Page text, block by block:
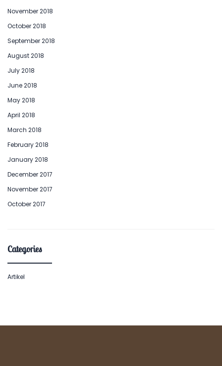
November 2018
October 2018
September 2018
August 2018
July 2018
June 2018
May 2018
April 2018
March 2018
February 2018
January 2018
December 2017
November 2017
October 2017
Categories
Artikel